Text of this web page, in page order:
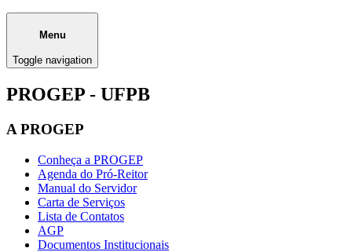
Menu
Toggle navigation
PROGEP - UFPB
A PROGEP
Conheça a PROGEP
Agenda do Pró-Reitor
Manual do Servidor
Carta de Serviços
Lista de Contatos
AGP
Documentos Institucionais